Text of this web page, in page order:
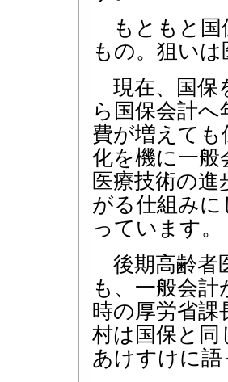
もともと国
もの。狙い
現在、国保
ら国保会計
費が増えて
化を機に一般
医療技術の
がる仕組み
っています。
後期高齢者
も、一般会
時の厚労省課
村は国保と
あけすけに